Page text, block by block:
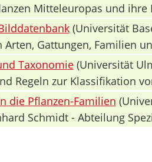
Mitteleuropas und ihre
(Universität
Arten, Gattungen, Familien
Taxonomie(Universität
Regeln zur Klassifikation
die Pflanzen-Familien
Schmidt - Abteilung